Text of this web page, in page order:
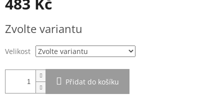
cena:
Zvolte variantu
Velikost
Přidat do košíku